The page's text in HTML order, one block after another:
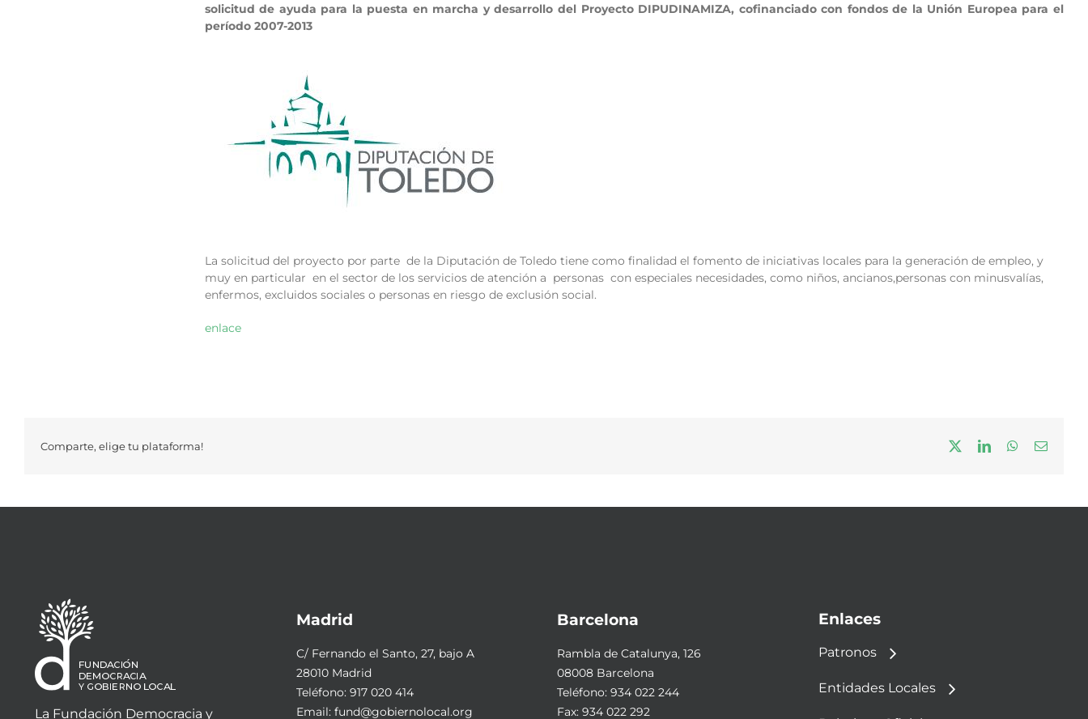
solicitud de ayuda para la puesta en marcha y desarrollo del Proyecto DIPUDINAMIZA, cofinanciado con fondos de la Unión Europea para el
período 2007-2013
La solicitud del proyecto por parte de la Diputación de Toledo tiene como finalidad el fomento de iniciativas locales para la generación de empleo, y
muy en particular en el sector de los servicios de atención a personas con especiales necesidades, como niños, ancianos,personas con minusvalías,
enfermos, excluidos sociales o personas en riesgo de exclusión social.
enlace
Comparte, elige tu plataforma! LinkedInWhatsApp
Correo
La Fundación Democracia y
Madrid
C/ Fernando el Santo, 27, bajo A
28010 Madrid
Teléfono: 917 020 414
Email: fund@gobiernolocal.org
Barcelona
Rambla de Catalunya, 126
08008 Barcelona
Teléfono: 934 022 244
Fax: 934 022 292
Enlaces
Patronos
Entidades Locales